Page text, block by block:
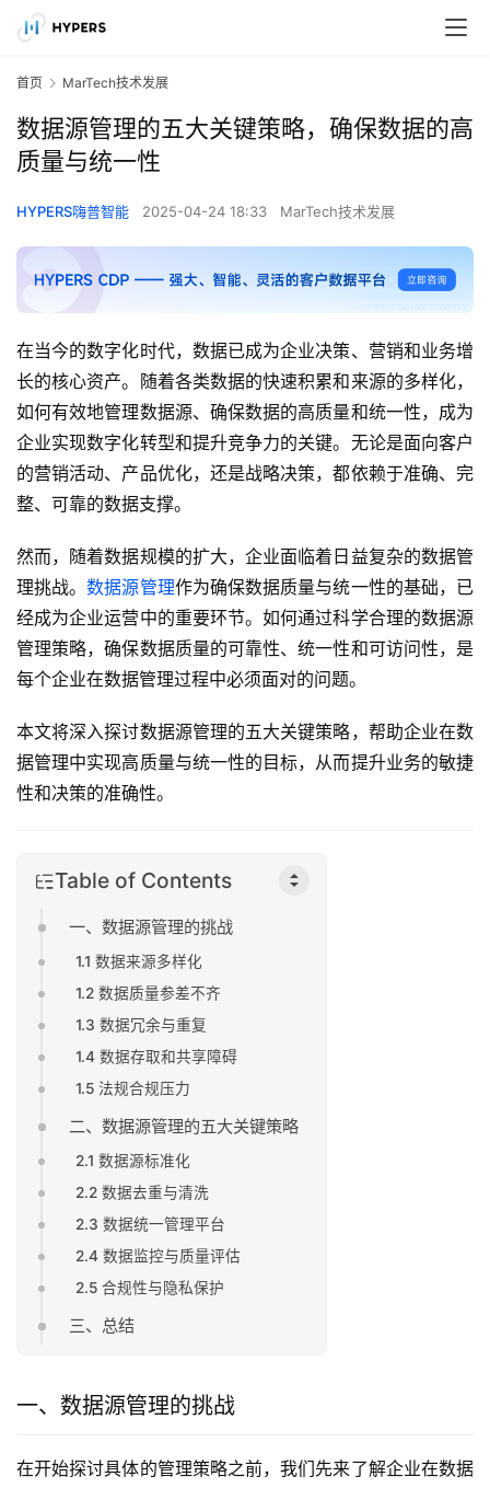
首页 MarTech技术发展
数据源管理的五大关键策略，确保数据的高
质量与统一性
HYPERS嗨普智能 2025-04-24 18:33 MarTech技术发展
在当今的数字化时代，数据已成为企业决策、营销和业务增
长的核心资产。随着各类数据的快速积累和来源的多样化，
如何有效地管理数据源、确保数据的高质量和统一性，成为
企业实现数字化转型和提升竞争力的关键。无论是面向客户
的营销活动、产品优化，还是战略决策，都依赖于准确、完
整、可靠的数据支撑。
然而，随着数据规模的扩大，企业面临着日益复杂的数据管
理挑战。数据源管理作为确保数据质量与统一性的基础，已
经成为企业运营中的重要环节。如何通过科学合理的数据源
管理策略，确保数据质量的可靠性、统一性和可访问性，是
每个企业在数据管理过程中必须面对的问题。
本文将深入探讨数据源管理的五大关键策略，帮助企业在数
据管理中实现高质量与统一性的目标，从而提升业务的敏捷
性和决策的准确性。
Table of Contents
一、数据源管理的挑战
1.1 数据来源多样化
1.2 数据质量参差不齐
1.3 数据冗余与重复
1.4 数据存取和共享障碍
1.5 法规合规压力
二、数据源管理的五大关键策略
2.1 数据源标准化
2.2 数据去重与清洗
2.3 数据统一管理平台
2.4 数据监控与质量评估
2.5 合规性与隐私保护
三、总结
一、数据源管理的挑战
在开始探讨具体的管理策略之前，我们先来了解企业在数据